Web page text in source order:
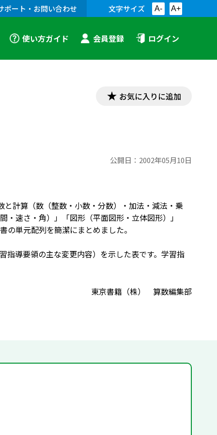
ポート・お問い合わせ 文字サイズ A- A+
使い方ガイド 会員登録 ログイン
お気に入りに追加
公開日： 2002年05月10日
計算（数（整数・小数・分数）・加法・減法・乗
速さ・角）」「図形（平面図形・立体図形）」
の単元配列を簡潔にまとめました。
指導要領の主な変更内容）を示した表です。学習指
東京書籍（株） 算数編集部